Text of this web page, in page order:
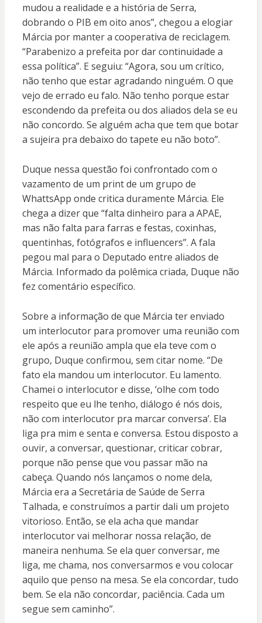
mudou a realidade e a história de Serra,
dobrando o PIB em oito anos”, chegou a elogiar
Márcia por manter a cooperativa de reciclagem.
“Parabenizo a prefeita por dar continuidade a
essa política”. E seguiu: “Agora, sou um crítico,
não tenho que estar agradando ninguém. O que
vejo de errado eu falo. Não tenho porque estar
escondendo da prefeita ou dos aliados dela se eu
não concordo. Se alguém acha que tem que botar
a sujeira pra debaixo do tapete eu não boto”.
Duque nessa questão foi confrontado com o
vazamento de um print de um grupo de
WhattsApp onde critica duramente Márcia. Ele
chega a dizer que “falta dinheiro para a APAE,
mas não falta para farras e festas, coxinhas,
quentinhas, fotógrafos e influencers”. A fala
pegou mal para o Deputado entre aliados de
Márcia. Informado da polêmica criada, Duque não
fez comentário específico.
Sobre a informação de que Márcia ter enviado
um interlocutor para promover uma reunião com
ele após a reunião ampla que ela teve com o
grupo, Duque confirmou, sem citar nome. “De
fato ela mandou um interlocutor. Eu lamento.
Chamei o interlocutor e disse, ‘olhe com todo
respeito que eu lhe tenho, diálogo é nós dois,
não com interlocutor pra marcar conversa’. Ela
liga pra mim e senta e conversa. Estou disposto a
ouvir, a conversar, questionar, criticar cobrar,
porque não pense que vou passar mão na
cabeça. Quando nós lançamos o nome dela,
Márcia era a Secretária de Saúde de Serra
Talhada, e construímos a partir dali um projeto
vitorioso. Então, se ela acha que mandar
interlocutor vai melhorar nossa relação, de
maneira nenhuma. Se ela quer conversar, me
liga, me chama, nos conversarmos e vou colocar
aquilo que penso na mesa. Se ela concordar, tudo
bem. Se ela não concordar, paciência. Cada um
segue sem caminho”.